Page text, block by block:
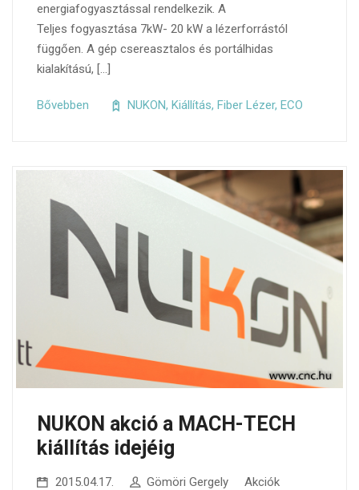
energiafogyasztással rendelkezik. A
Teljes fogyasztása 7kW- 20 kW a lézerforrástól
függően. A gép csereasztalos és portálhidas
kialakítású, […]
Bővebben NUKON, Kiállítás, Fiber Lézer, ECO
NUKON akció a MACH-TECH
kiállítás idejéig
2015.04.17. Gömöri Gergely Akciók